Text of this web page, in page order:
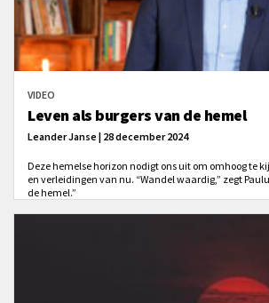
VIDEO
Leven als burgers van de hemel
Leander Janse | 28 december 2024
Deze hemelse horizon nodigt ons uit om omhoog te
en verleidingen van nu. “Wandel waardig,” zegt
de hemel.”